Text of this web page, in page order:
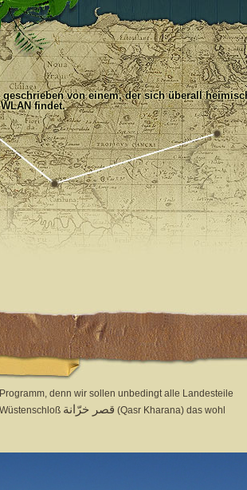
geschrieben von einem, der sich überall
findet.
denn wir sollen unbedingt alle Landesteile
قصر خرّانة (Qasr Kharana) das wohl